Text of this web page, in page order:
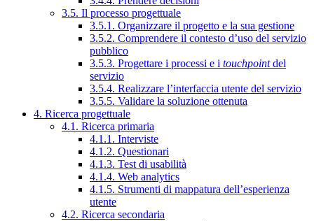
3.5. Il processo progettuale
3.5.1. Organizzare il progetto e la sua gestione
3.5.2. Comprendere il contesto d’uso del servizio
pubblico
3.5.3. Progettare i processi e i touchpointdel
servizio
3.5.4. Realizzare l’interfaccia utente del servizio
3.5.5. Validare la soluzione ottenuta
4. Ricerca progettuale
4.1. Ricerca primaria
4.1.1. Interviste
4.1.2. Questionari
4.1.3. Test di usabilità
4.1.4. Web analytics
4.1.5. Strumenti di mappatura dell’esperienza
utente
4.2. Ricerca secondaria